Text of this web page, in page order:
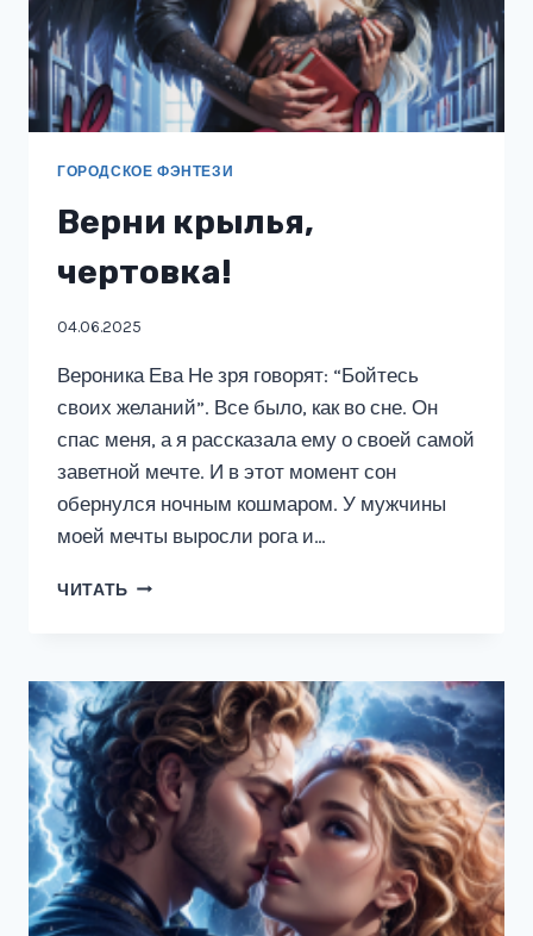
ГОРОДСКОЕ ФЭНТЕЗИ
Верни крылья,
чертовка!
04.06.2025
Вероника Ева Не зря говорят: “Бойтесь
своих желаний”. Все было, как во сне. Он
спас меня, а я рассказала ему о своей самой
заветной мечте. И в этот момент сон
обернулся ночным кошмаром. У мужчины
моей мечты выросли рога и…
ЧИТАТЬ ВЕРНИ